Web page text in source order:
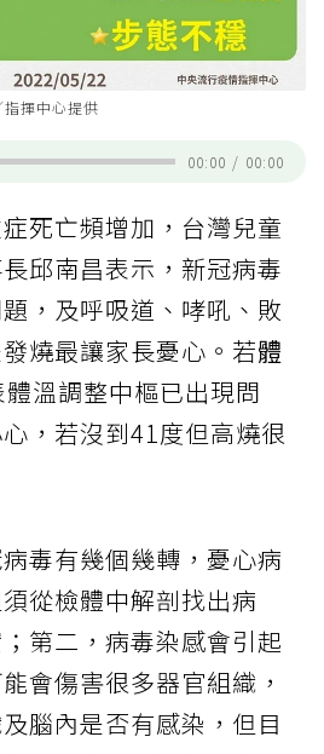
揮中心提供
00:00 / 00:00
症死亡頻增加，台灣兒童
邱南昌表示，新冠病毒
，及呼吸道、哮吼、敗
燒最讓家長憂心。若體
體溫調整中樞已出現問
，若沒到41度但高燒很
毒有幾個幾轉，憂心病
從檢體中解剖找出病
第二，病毒染感會引起
會傷害很多器官組織，
腦內是否有感染，但目